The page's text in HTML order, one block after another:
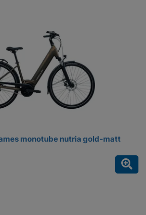
monotube nutria gold-matt